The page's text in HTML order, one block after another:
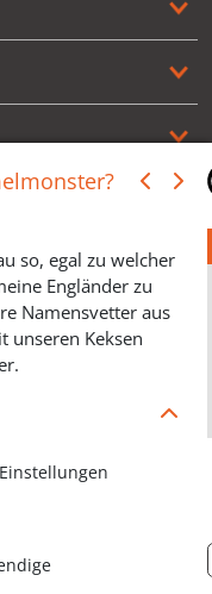
so, egal zu welcher
Engländer zu
Namensvetter aus
unseren Keksen
Artikel schneller
anonyme
schmecken